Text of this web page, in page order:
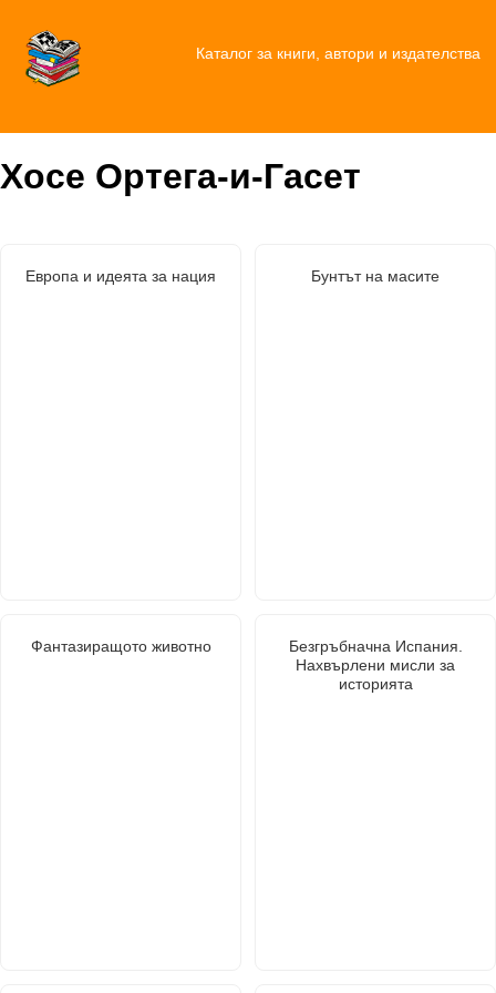
Каталог за книги, автори и издателства
Хосе Ортега-и-Гасет
Европа и идеята за нация Бунтът на масите
Фантазиращото животно
Безгръбначна Испания.
Нахвърлени мисли за
историята